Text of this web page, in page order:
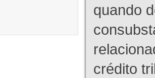
quando
crédito